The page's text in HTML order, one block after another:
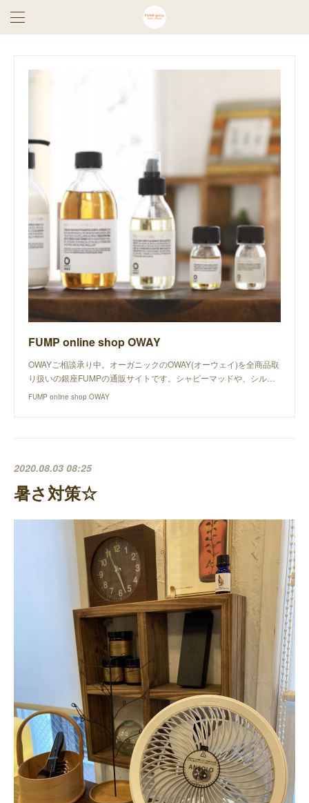
FUMP online shop OWAY
OWAYご相談承り中。オーガニックのOWAY(オーウェイ)を全商品取
り扱いの銀座FUMPの通販サイトです。シャビーマッドや、シル…
FUMP online shop OWAY
2020.08.03 08:25
暑さ対策☆